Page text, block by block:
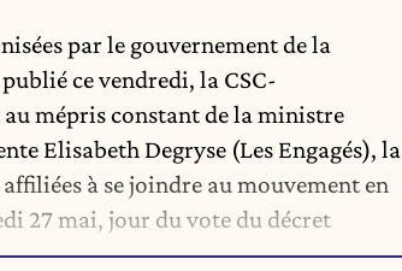
par le gouvernement de la
ce vendredi, la CSC-
au mépris constant de la ministre
Elisabeth Degryse (Les Engagés), la
à se joindre au mouvement en
27 mai, jour du vote du décret